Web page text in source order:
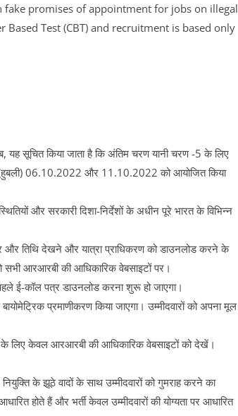
promises of appointment for jobs on illegal
Test (CBT) and recruitment is based only
यह सूचित किया जाता है कि अंतिम चरण यानी चरण -5 के लिए
(हुबली) 06.10.2022 और 11.10.2022 को आयोजित किया
और सरकारी दिशा-निर्देशों के अधीन पूरे भारत के विभिन्न
और तिथि देखने और यात्रा प्राधिकरण को डाउनलोड करने के
आरआरबी की आधिकारिक वेबसाइटों पर।
ई-कॉल पत्र डाउनलोड करना शुरू हो जाएगा।
प्रमाणीकरण किया जाएगा। उम्मीदवारों को अपना मूल
के लिए केवल आरआरबी की आधिकारिक वेबसाइटों को देखें।
के झूठे वादों के साथ उम्मीदवारों को गुमराह करने का
होते हैं और भर्ती केवल उम्मीदवारों की योग्यता पर आधारित